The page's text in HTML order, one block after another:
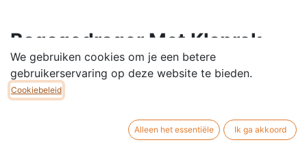
Bagagedrager Met Klaprek -
Venesi/Henri/E-Line/Obelix
Achterrek / Achterdrager / Bagagedrager
Past op onze Malou, Henri en Venesi scooters
We gebruiken cookies om je een betere
gebruikerservaring op deze website te bieden.
Cookiebeleid
Alleen het essentiële Ik ga akkoord